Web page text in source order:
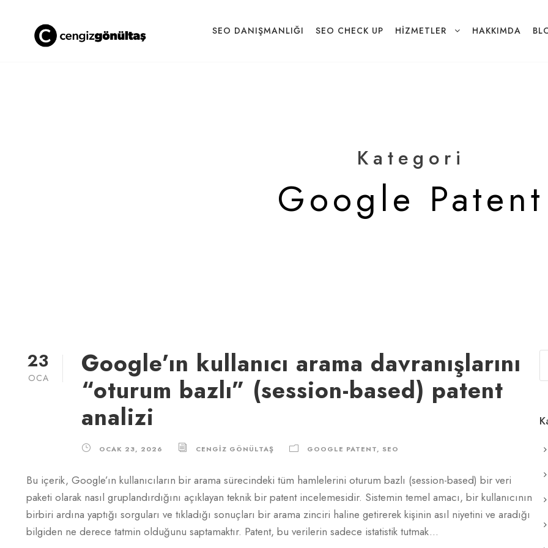
SEO DANIŞMANLIĞI SEO CHECK UP HIZMETLER HAKKIMDA
Kategori
Google Patent
23
OCA
Google’ın kullanıcı arama davranışlarını
“oturum bazlı” (session-based) patent
analizi
OCAK 23, 2026 CENGIZ GÖNÜLTAŞ GOOGLE PATENT, SEO
Bu içerik, Google’ın kullanıcıların bir arama sürecindeki tüm hamlelerini oturum bazlı (session-based) bir veri
paketi olarak nasıl gruplandırdığını açıklayan teknik bir patent incelemesidir. Sistemin temel amacı, bir kullanıcının
birbiri ardına yaptığı sorguları ve tıkladığı sonuçları bir arama zinciri haline getirerek kişinin asıl niyetini ve aradığı
bilgiden ne derece tatmin olduğunu saptamaktır. Patent, bu verilerin sadece istatistik tutmak...